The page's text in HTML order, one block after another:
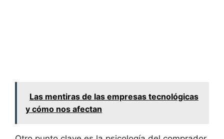
Las mentiras de las empresas tecnológicas
y cómo nos afectan